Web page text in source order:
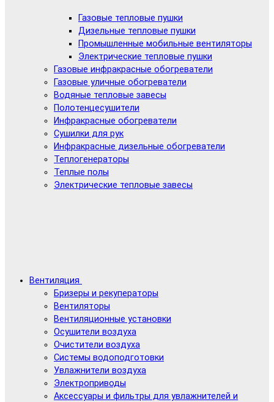
Газовые тепловые пушки
Дизельные тепловые пушки
Промышленные мобильные вентиляторы
Электрические тепловые пушки
Газовые инфракрасные обогреватели
Газовые уличные обогреватели
Водяные тепловые завесы
Полотенцесушители
Инфракрасные обогреватели
Сушилки для рук
Инфракрасные дизельные обогреватели
Теплогенераторы
Теплые полы
Электрические тепловые завесы
Вентиляция
Бризеры и рекуператоры
Вентиляторы
Вентиляционные установки
Осушители воздуха
Очистители воздуха
Системы водоподготовки
Увлажнители воздуха
Электроприводы
Аксессуары и фильтры для увлажнителей и